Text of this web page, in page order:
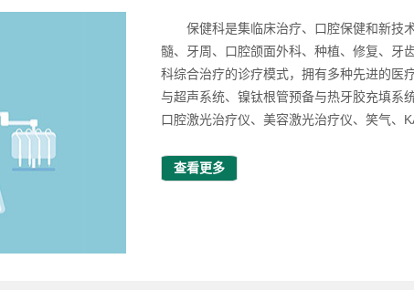
保健科是集临床治疗、口腔保健和新技
髓、牙周、口腔颌面外科、种植、修复、牙
科综合治疗的诊疗模式，拥有多种先进的医
与超声系统、镍钛根管预备与热牙胶充填系
口腔激光治疗仪、美容激光治疗仪、笑气、
查看更多